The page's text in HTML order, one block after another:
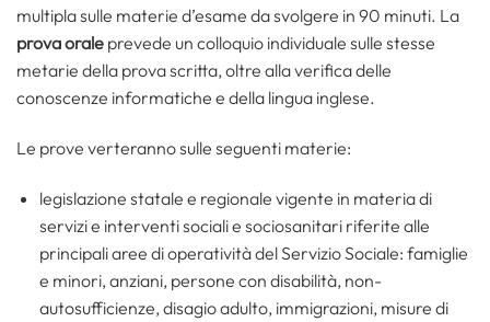
multipla sulle materie d’esame da svolgere in 90 minuti. La
prova orale prevede un colloquio individuale sulle stesse
metarie della prova scritta, oltre alla verifica delle
conoscenze informatiche e della lingua inglese.
Le prove verteranno sulle seguenti materie:
legislazione statale e regionale vigente in materia di
servizi e interventi sociali e sociosanitari riferite alle
principali aree di operatività del Servizio Sociale: famiglie
e minori, anziani, persone con disabilità, non-
autosufficienze, disagio adulto, immigrazioni, misure di